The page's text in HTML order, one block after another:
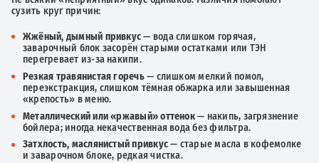
сузить круг причин:
Жжёный, дымный привкус— вода слишком горячая,
заварочный блок засорён старыми остатками или ТЭН
перегревает из-за накипи.
Резкая травянистая горечь— слишком мелкий помол,
переэкстракция, слишком тёмная обжарка или завышенная
«крепость» в меню.
Металлический или «ржавый» оттенок— накипь, загрязнение
бойлера; иногда некачественная вода без фильтра.
Затхлость, маслянистый привкус— старые масла в кофемолке
и заварочном блоке, редкая чистка.